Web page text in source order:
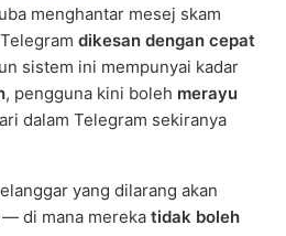
menghantar mesej skam
dikesan dengan cepat
sistem ini mempunyai kadar
, pengguna kini boleh merayu
dalam Telegram sekiranya
yang dilarang akan
— di mana mereka tidak boleh